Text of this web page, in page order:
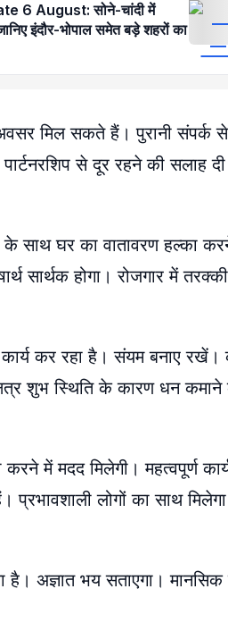
6 August: सोने-चांदी में
इंदौर-भोपाल समेत बड़े शहरों का
मिल सकते हैं। पुरानी संपर्क से
से दूर रहने की सलाह दी
के साथ घर का वातावरण हल्का
सार्थक होगा। रोजगार में
कर रहा है। संयम बनाए रखें।
शुभ स्थिति के कारण धन
में मदद मिलेगी। महत्वपूर्ण
प्रभावशाली लोगों का साथ
अज्ञात भय सताएगा। मानसिक